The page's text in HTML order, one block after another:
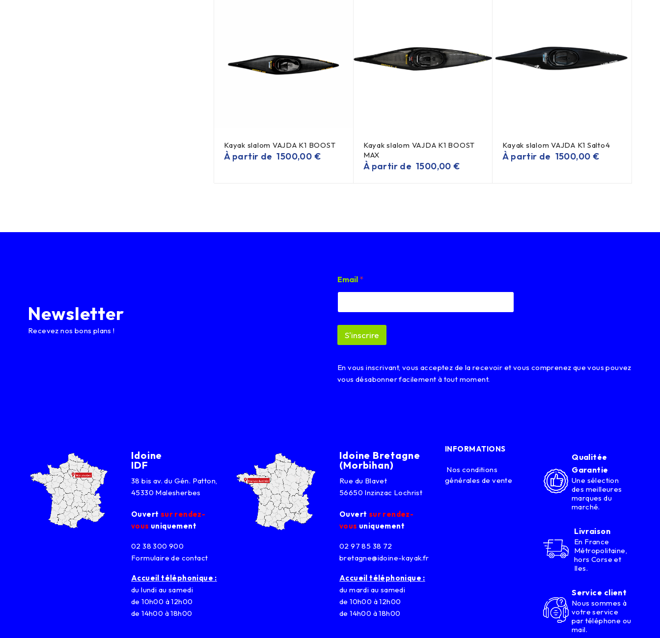
Kayak slalom VAJDA K1 BOOST
À partir de1500,00 €
Kayak slalom VAJDA K1 BOOST
MAX
À partir de 1500,00€
Kayak slalom VAJDA K1 Salto4
À partir de 1500,00 €
Newsletter
Recevez nos bons plans !
m
a
l
m
i
*
Email *
S'inscrire
En vous inscrivant, vous acceptez de la recevoir et vous comprenez que vous pouvez
vous désabonner facilement à tout moment.
Idoine
IDF
38 bis av. du Gén. Patton,
45330 Malesherbes
Ouvert sur rendez-
vous uniquement
02 38 300 900
Formulaire de contact
Accueil téléphonique :
du lundi au samedi
de 10h00 à 12h00
de 14h00 à 18h00
Idoine Bretagne
(Morbihan)
Rue du Blavet
56650 Inzinzac Lochrist
Ouvert sur rendez-
vous uniquement
02 97 85 38 72
bretagne@idoine-kayak.fr
Accueil téléphonique :
du mardi au samedi
de 10h00 à 12h00
de 14h00 à 18h00
INFORMATIONS
Nos conditions
générales de vente
Qualitée
Garantie
Une sélection
des meilleures
marques du
marché.
Livraison
En France
Métropolitaine,
hors Corse et
Iles.
Service client
Nous sommes à
votre service
par téléphone ou
mail.